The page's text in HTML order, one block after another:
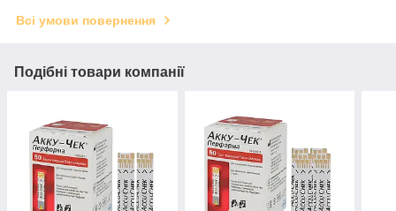
Всі умови повернення
Подібні товари компанії